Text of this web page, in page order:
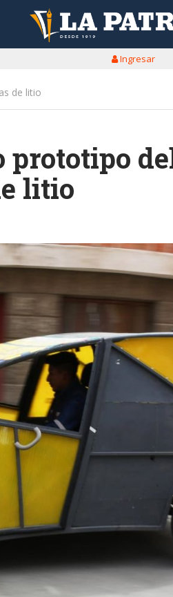
Ingresar
de litio
prototipo
litio